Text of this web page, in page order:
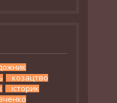
козацтво
історик